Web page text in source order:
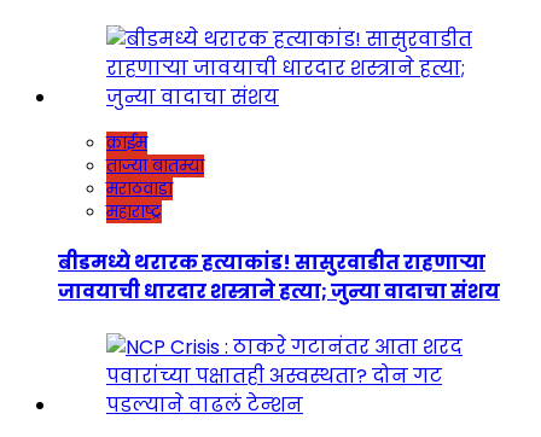
क्राईम
ताज्या बातम्या
मराठवाडा
महाराष्ट्र
बीडमध्ये थरारक हत्याकांड! सासुरवाडीत राहणाऱ्या
जावयाची धारदार शस्त्राने हत्या; जुन्या वादाचा संशय